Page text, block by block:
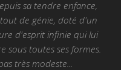
sa tendre enfance,
de génie, doté d'un
d'esprit infinie qui lui
sous toutes ses formes.
très modeste...